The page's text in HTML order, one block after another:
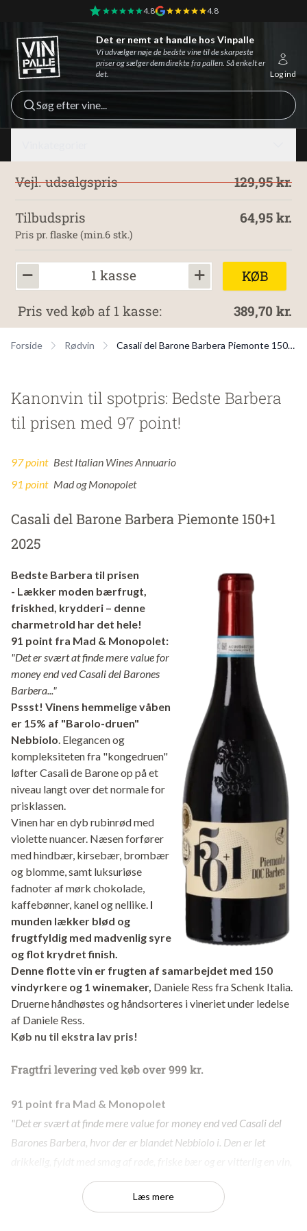
4.8 4.8
Vinpalle - Forside
Log ind
Det er nemt at handle hos Vinpalle
Vi udvælger nøje de bedste vine til de skarpeste
priser og sælger dem direkte fra pallen. Så enkelt er
det.
Søg efter vine...
129,95 kr.
Vejl. udsalgspris
64,95 kr.
Tilbudspris
Pris pr. flaske (min.6 stk.)
KØB
1 kasse
389,70 kr.
Pris ved køb af 1 kasse:
Forside Rødvin Casali del Barone Barbera Piemonte 150+1 2025
Kanonvin til spotpris: Bedste Barbera
til prisen med 97 point!
97 point Best Italian Wines Annuario
91 point Mad og Monopolet
Casali del Barone Barbera Piemonte 150+1
2025
Bedste Barbera til prisen
- Lækker moden bærfrugt,
friskhed, krydderi – denne
charmetrold har det hele!
91 point fra Mad & Monopolet:
"Det er svært at finde mere value for
money end ved Casali del Barones
Barbera..."
Pssst! Vinens hemmelige våben
er 15% af "Barolo-druen"
Nebbiolo . Elegancen og
kompleksiteten fra "kongedruen"
løfter Casali de Barone op på et
niveau langt over det normale for
prisklassen.
Vinen har en dyb rubinrød med
violette nuancer. Næsen forfører
med hindbær, kirsebær, brombær
og blomme, samt luksuriøse
fadnoter af mørk chokolade,
kaffebønner, kanel og nellike. I
munden lækker blød og
frugtfyldig med madvenlig syre
og flot krydret finish.
Denne flotte vin er frugten af samarbejdet med 150
vindyrkere og 1 winemaker, Daniele Ress fra Schenk Italia.
Druerne håndhøstes og håndsorteres i vineriet under ledelse
af Daniele Ress.
Køb nu til ekstra lav pris!
Fragtfri levering ved køb over 999 kr.
91 point fra Mad & Monopolet
"Det er svært at finde mere value for money end ved Casali del
Barones Barbera, hvor der er blandet Nebbiolo i. Den er let
hvor alle kan være med - også på prisen. Duft af kirsebær,
hindbær, vanilje, lakrids og en skøn mundfylde, hvor der er
Læs mere